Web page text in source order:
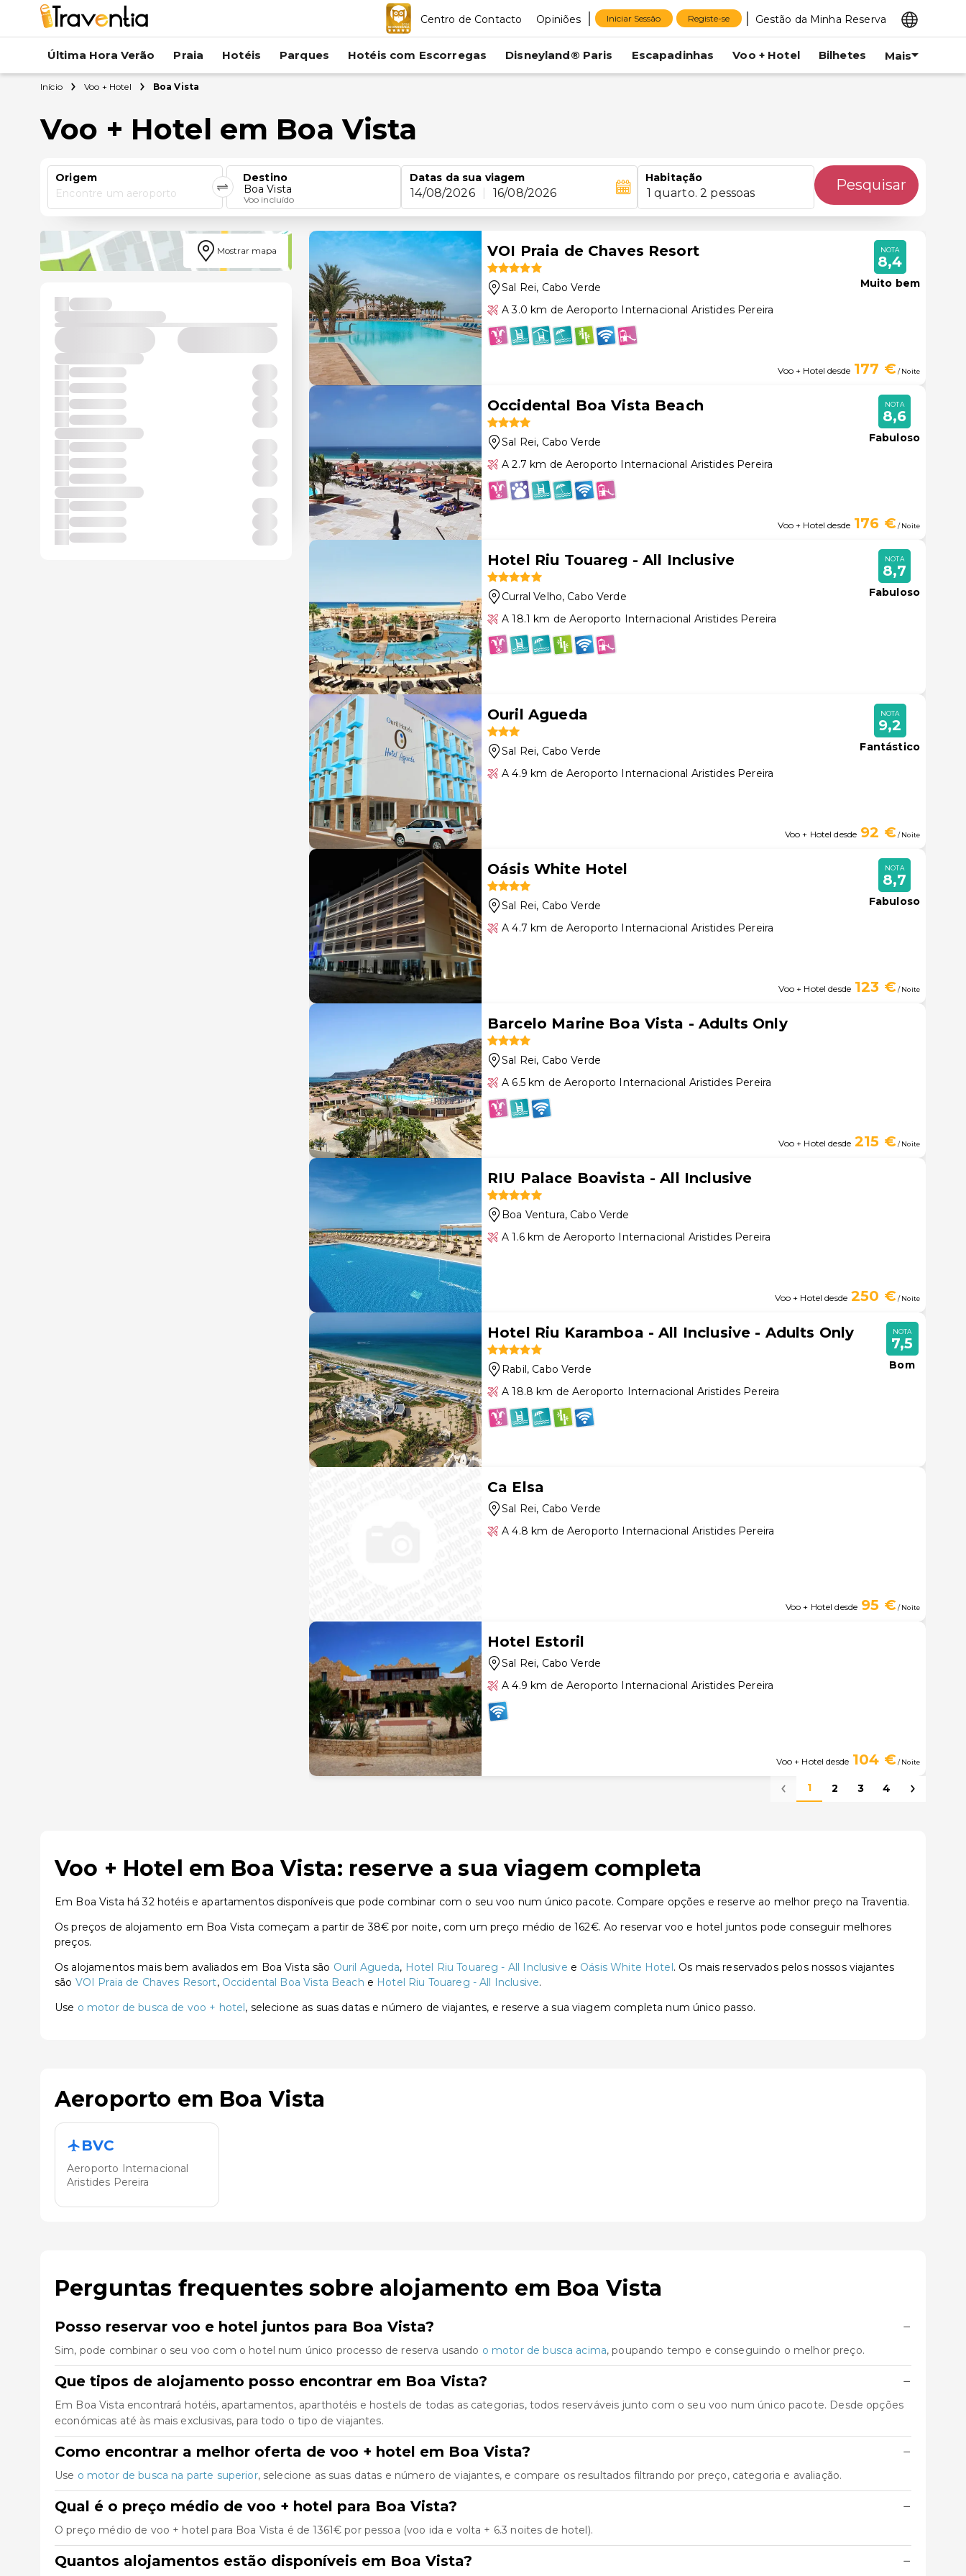
Centro de Contacto Opiniões Iniciar Sessão Registe-se Gestão da Minha Reserva
Última Hora Verão Praia Hotéis Parques Hotéis com Escorregas Disneyland® Paris Escapadinhas Voo + Hotel Bilhetes Mais
Início Voo + Hotel Boa Vista
Voo + Hotel em Boa Vista
Origem
Encontre um aeroporto
Destino
Boa Vista
Voo incluído
Datas da sua viagem
14/08/2026 16/08/2026
Habitação
1 quarto. 2 pessoas Pesquisar
Mostrar mapa VOI Praia de Chaves Resort
Sal Rei, Cabo Verde
A 3.0 km de Aeroporto Internacional Aristides Pereira
NOTA
8,4
Muito bem
Voo + Hotel desde 177 €/ Noite
Occidental Boa Vista Beach
Sal Rei, Cabo Verde
A 2.7 km de Aeroporto Internacional Aristides Pereira
NOTA
8,6
Fabuloso
Voo + Hotel desde 176 €/ Noite
Hotel Riu Touareg - All Inclusive
Curral Velho, Cabo Verde
A 18.1 km de Aeroporto Internacional Aristides Pereira
NOTA
8,7
Fabuloso
Ouril Agueda
Sal Rei, Cabo Verde
A 4.9 km de Aeroporto Internacional Aristides Pereira
NOTA
9,2
Fantástico
Voo + Hotel desde 92 €/ Noite
Oásis White Hotel
Sal Rei, Cabo Verde
A 4.7 km de Aeroporto Internacional Aristides Pereira
NOTA
8,7
Fabuloso
Voo + Hotel desde 123 €/ Noite
Barcelo Marine Boa Vista - Adults Only
Sal Rei, Cabo Verde
A 6.5 km de Aeroporto Internacional Aristides Pereira
Voo + Hotel desde 215 €/ Noite
RIU Palace Boavista - All Inclusive
Boa Ventura, Cabo Verde
A 1.6 km de Aeroporto Internacional Aristides Pereira
Voo + Hotel desde 250 €/ Noite
Hotel Riu Karamboa - All Inclusive - Adults Only
Rabil, Cabo Verde
A 18.8 km de Aeroporto Internacional Aristides Pereira
NOTA
7,5
Bom
Ca Elsa
Sal Rei, Cabo Verde
A 4.8 km de Aeroporto Internacional Aristides Pereira
Voo + Hotel desde 95 €/ Noite
Hotel Estoril
Sal Rei, Cabo Verde
A 4.9 km de Aeroporto Internacional Aristides Pereira
Voo + Hotel desde 104 €/ Noite
1 2 3 4
Voo + Hotel em Boa Vista: reserve a sua viagem completa
Em Boa Vista há 32 hotéis e apartamentos disponíveis que pode combinar com o seu voo num único pacote. Compare opções e reserve ao melhor preço na Traventia.
Os preços de alojamento em Boa Vista começam a partir de 38€ por noite, com um preço médio de 162€. Ao reservar voo e hotel juntos pode conseguir melhores
preços.
Os alojamentos mais bem avaliados em Boa Vista são Ouril Agueda, Hotel Riu Touareg - All Inclusive e Oásis White Hotel. Os mais reservados pelos nossos viajantes
são VOI Praia de Chaves Resort, Occidental Boa Vista Beach e Hotel Riu Touareg - All Inclusive.
Use o motor de busca de voo + hotel, selecione as suas datas e número de viajantes, e reserve a sua viagem completa num único passo.
Aeroporto em Boa Vista
BVC
Aeroporto Internacional
Aristides Pereira
Perguntas frequentes sobre alojamento em Boa Vista
Posso reservar voo e hotel juntos para Boa Vista? −
Sim, pode combinar o seu voo com o hotel num único processo de reserva usando o motor de busca acima, poupando tempo e conseguindo o melhor preço.
Que tipos de alojamento posso encontrar em Boa Vista? −
Em Boa Vista encontrará hotéis, apartamentos, aparthotéis e hostels de todas as categorias, todos reserváveis junto com o seu voo num único pacote. Desde opções
económicas até às mais exclusivas, para todo o tipo de viajantes.
Como encontrar a melhor oferta de voo + hotel em Boa Vista? −
Use o motor de busca na parte superior, selecione as suas datas e número de viajantes, e compare os resultados filtrando por preço, categoria e avaliação.
Qual é o preço médio de voo + hotel para Boa Vista? −
O preço médio de voo + hotel para Boa Vista é de 1361€ por pessoa (voo ida e volta + 6.3 noites de hotel).
Quantos alojamentos estão disponíveis em Boa Vista? −